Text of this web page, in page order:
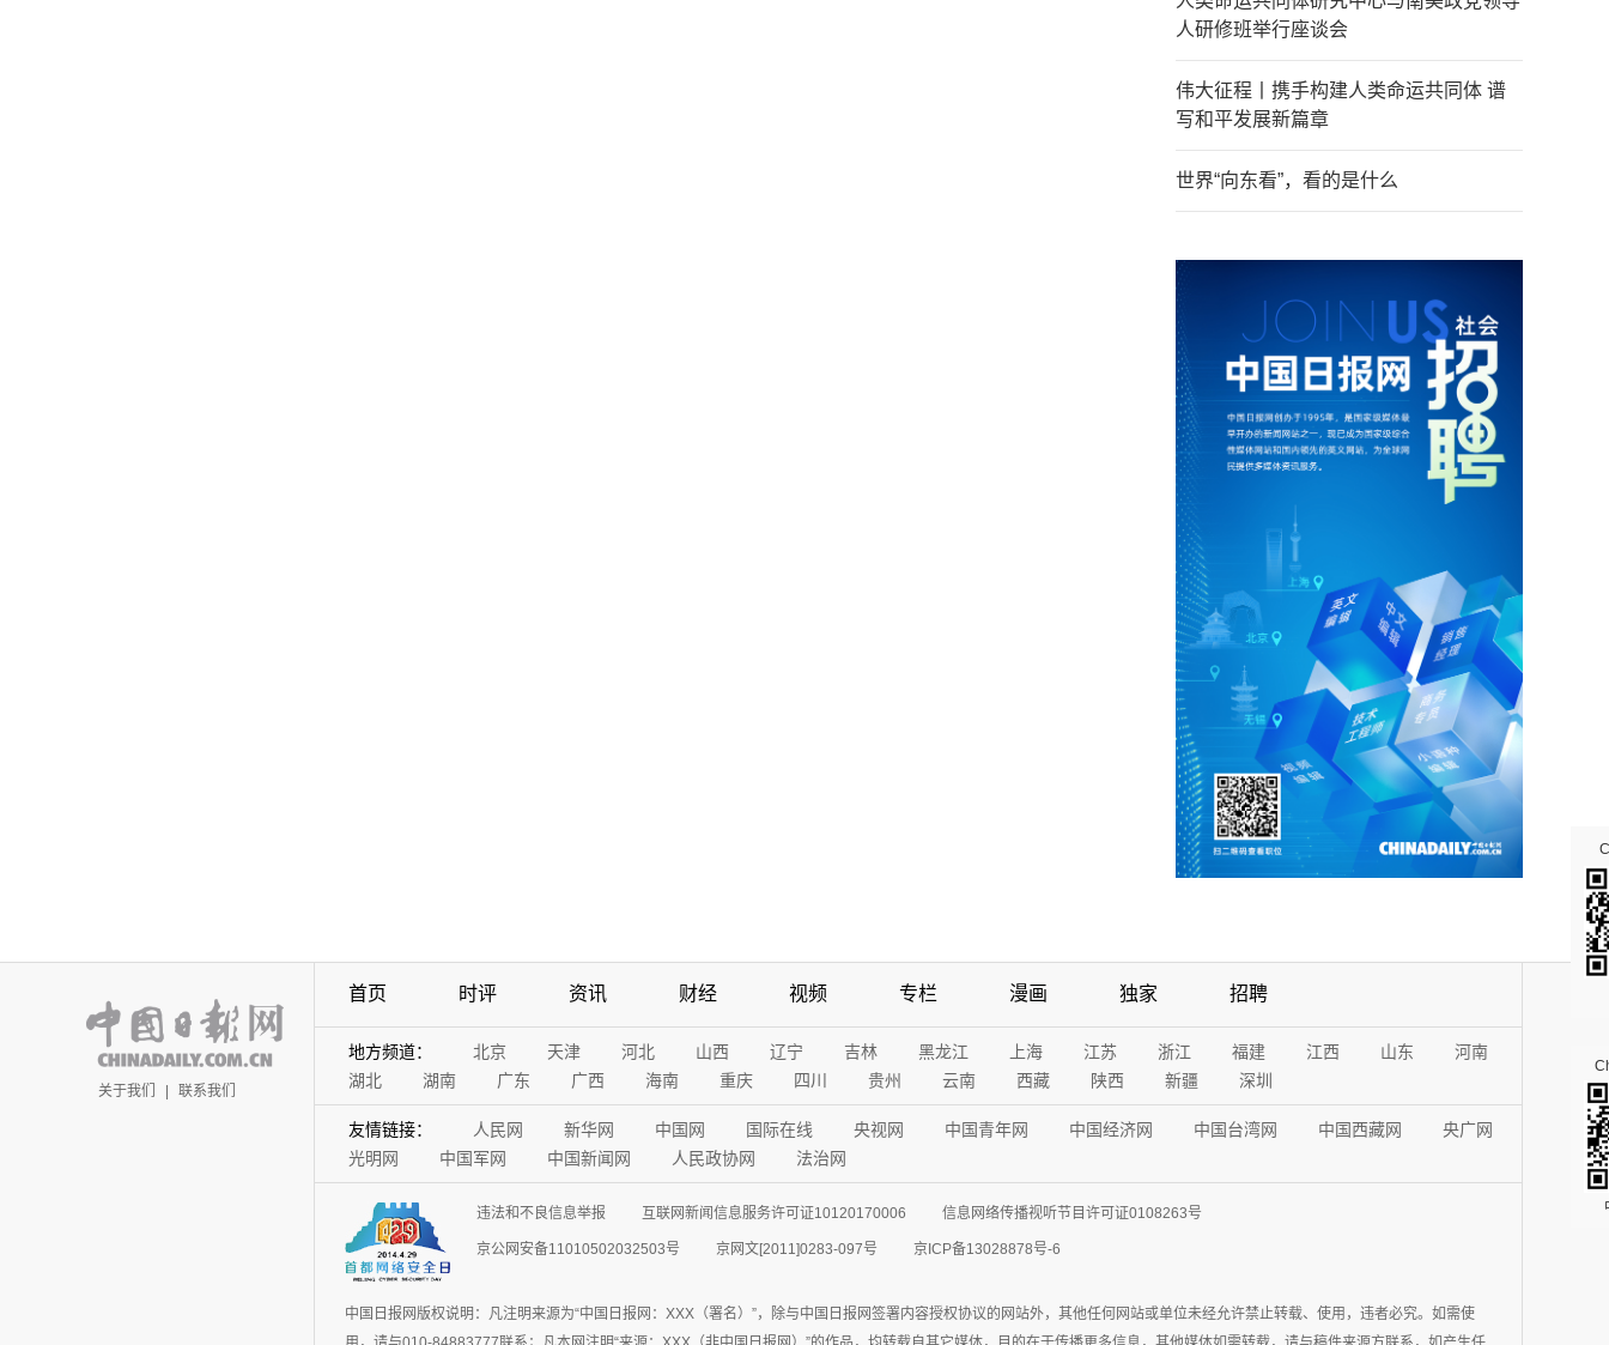
人研修班举行座谈会
伟大征程丨携手构建人类命运共同体 谱
写和平发展新篇章
世界“向东看”，看的是什么
关于我们 | 联系我们
首页 时评 资讯 财经 视频 专栏 漫画 独家 招聘
地方频道： 北京 天津 河北 山西 辽宁 吉林 黑龙江 上海 江苏 浙江 福建 江西 山东
河南
湖北
湖南 广东 广西 海南 重庆 四川 贵州 云南 西藏 陕西 新疆 深圳
友情链接： 人民网 新华网 中国网 国际在线 央视网 中国青年网 中国经济网 中国台湾网 中国西藏网
央广网
光明网
中国军网 中国新闻网 人民政协网 法治网
违法和不良信息举报 互联网新闻信息服务许可证10120170006 信息网络传播视听节目许可证0108263号
京公网安备11010502032503号 京网文[2011]0283-097号 京ICP备13028878号-6
中国日报网版权说明：凡注明来源为“中国日报网：XXX（署名）”，除与中国日报网签署内容授权协议的网站外，其他任何网站或单位未经允许禁止转载、使用，违者必究。如需使